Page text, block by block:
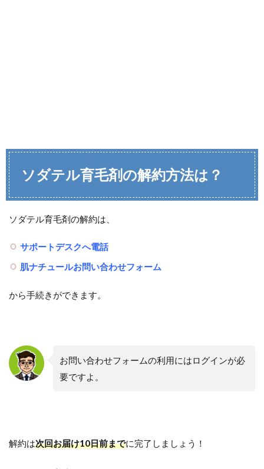
ソダテル育毛剤の解約方法は？
ソダテル育毛剤の解約は、
サポートデスクへ電話
肌ナチュールお問い合わせフォーム
から手続きができます。
お問い合わせフォームの利用にはログインが必
要ですよ。
解約は次回お届け10日前までに完了しましょう！